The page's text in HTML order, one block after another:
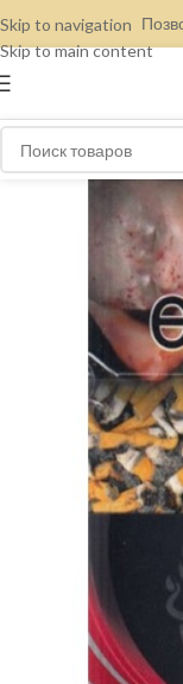
Skip to navigation
Skip to main content